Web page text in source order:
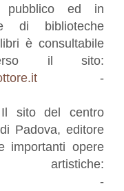
pubblico ed in
di biblioteche
è consultabile
il sito:
-
sito del centro
Padova, editore
importanti opere